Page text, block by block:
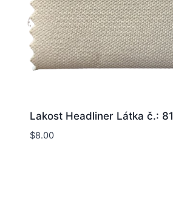
Lakost Headliner Látka č.: 81
$8.00